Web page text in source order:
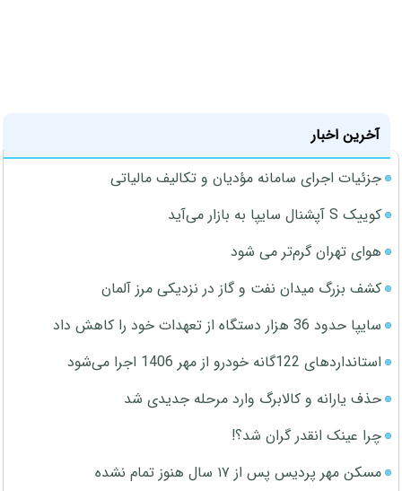
آخرین اخبار
جزئیات اجرای سامانه مؤدیان و تکالیف مالیاتی
کوییک S آپشنال سایپا به بازار می‌آید
هوای تهران گرم‌تر می شود
کشف بزرگ میدان نفت و گاز در نزدیکی مرز آلمان
سایپا حدود 36 هزار دستگاه از تعهدات خود را کاهش داد
استانداردهای 122گانه خودرو از مهر 1406 اجرا می‌شود
حذف یارانه و کالابرگ وارد مرحله جدیدی شد
چرا عینک انقدر گران شد؟!
مسکن مهر پردیس پس از ۱۷ سال هنوز تمام نشده